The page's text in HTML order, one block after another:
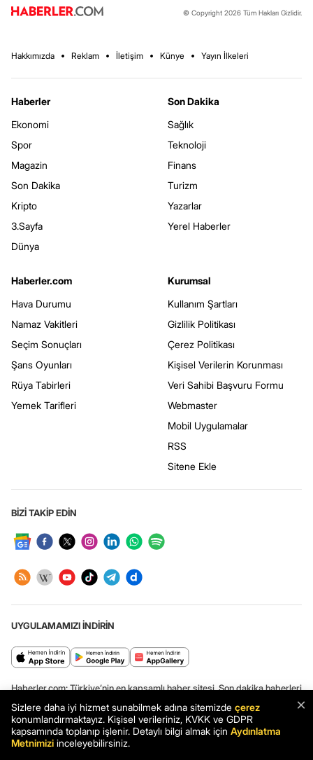
© Copyright 2026 Tüm Hakları Gizlidir.
Hakkımızda Reklam İletişim Künye Yayın İlkeleri
Haberler
Ekonomi
Spor
Magazin
Son Dakika
Kripto
3.Sayfa
Dünya
Son Dakika
Sağlık
Teknoloji
Finans
Turizm
Yazarlar
Yerel Haberler
Haberler.com
Hava Durumu
Namaz Vakitleri
Seçim Sonuçları
Şans Oyunları
Rüya Tabirleri
Yemek Tarifleri
Kurumsal
Kullanım Şartları
Gizlilik Politikası
Çerez Politikası
Kişisel Verilerin Korunması
Veri Sahibi Başvuru Formu
Webmaster
Mobil Uygulamalar
RSS
Sitene Ekle
BİZİ TAKİP EDİN
UYGULAMAMIZI İNDİRİN
Haberler.com: Türkiye’nin en kapsamlı haber sitesi. Son dakika haberleri
Haber: Survivor Ekstra canlı yayınında Seren Ay ile Murat Özarı
×
Sizlere daha iyi hizmet sunabilmek adına sitemizde çerez
konumlandırmaktayız. Kişisel verileriniz, KVKK ve GDPR
kapsamında toplanıp işlenir. Detaylı bilgi almak için Aydınlatma
Metnimizi inceleyebilirsiniz.